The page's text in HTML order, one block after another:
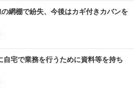
網棚で紛失、今後はカギ付きカバンを
自宅で業務を行うために資料等を持ち